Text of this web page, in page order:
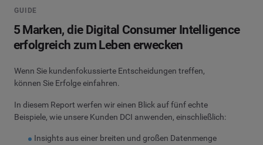
GUIDE
5 Marken, die Digital Consumer Intelligence
erfolgreich zum Leben erwecken
Wenn Sie kundenfokussierte Entscheidungen treffen,
können Sie Erfolge einfahren.
In diesem Report werfen wir einen Blick auf fünf echte
Beispiele, wie unsere Kunden DCI anwenden, einschließlich:
Insights aus einer breiten und großen Datenmenge